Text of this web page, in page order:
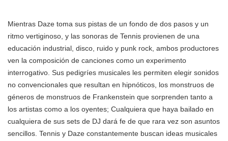
Mientras Daze toma sus pistas de un fondo de dos pasos y un
ritmo vertiginoso, y las sonoras de Tennis provienen de una
educación industrial, disco, ruido y punk rock, ambos productores
ven la composición de canciones como un experimento
interrogativo. Sus pedigríes musicales les permiten elegir sonidos
no convencionales que resultan en hipnóticos, los monstruos de
géneros de monstruos de Frankenstein que sorprenden tanto a
los artistas como a los oyentes; Cualquiera que haya bailado en
cualquiera de sus sets de DJ dará fe de que rara vez son asuntos
sencillos. Tennis y Daze constantemente buscan ideas musicales